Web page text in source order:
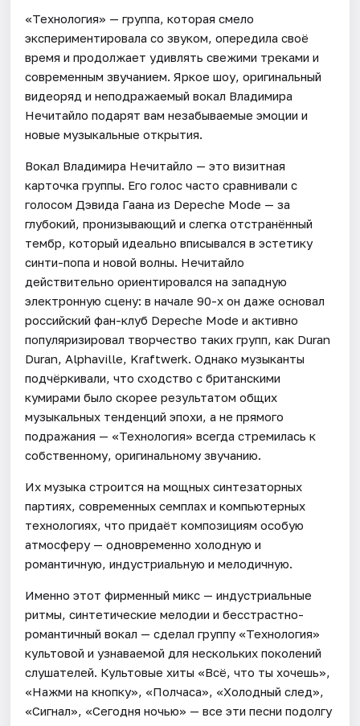
«Технология» — группа, которая смело
экспериментировала со звуком, опередила своё
время и продолжает удивлять свежими треками и
современным звучанием. Яркое шоу, оригинальный
видеоряд и неподражаемый вокал Владимира
Нечитайло подарят вам незабываемые эмоции и
новые музыкальные открытия.
Вокал Владимира Нечитайло — это визитная
карточка группы. Его голос часто сравнивали с
голосом Дэвида Гаана из Depeche Mode — за
глубокий, пронизывающий и слегка отстранённый
тембр, который идеально вписывался в эстетику
синти-попа и новой волны. Нечитайло
действительно ориентировался на западную
электронную сцену: в начале 90-х он даже основал
российский фан-клуб Depeche Mode и активно
популяризировал творчество таких групп, как Duran
Duran, Alphaville, Kraftwerk. Однако музыканты
подчёркивали, что сходство с британскими
кумирами было скорее результатом общих
музыкальных тенденций эпохи, а не прямого
подражания — «Технология» всегда стремилась к
собственному, оригинальному звучанию.
Их музыка строится на мощных синтезаторных
партиях, современных семплах и компьютерных
технологиях, что придаёт композициям особую
атмосферу — одновременно холодную и
романтичную, индустриальную и мелодичную.
Именно этот фирменный микс — индустриальные
ритмы, синтетические мелодии и бесстрастно-
романтичный вокал — сделал группу «Технология»
культовой и узнаваемой для нескольких поколений
слушателей. Культовые хиты «Всё, что ты хочешь»,
«Нажми на кнопку», «Полчаса», «Холодный след»,
«Сигнал», «Сегодня ночью» — все эти песни подолгу